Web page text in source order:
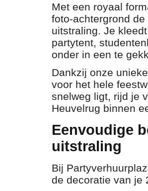
Met een royaal
foto-achtergrond
uitstraling. Je
partytent,
onder in een te
Dankzij onze
voor het hele
snelweg ligt, rijd je
Heuvelrug binnen
Eenvoudige
uitstraling
Bij
de decoratie van je